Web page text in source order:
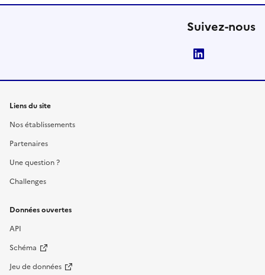
Suivez-nous
Liens du site
Nos établissements
Partenaires
Une question ?
Challenges
Données ouvertes
API
Schéma
Jeu de données